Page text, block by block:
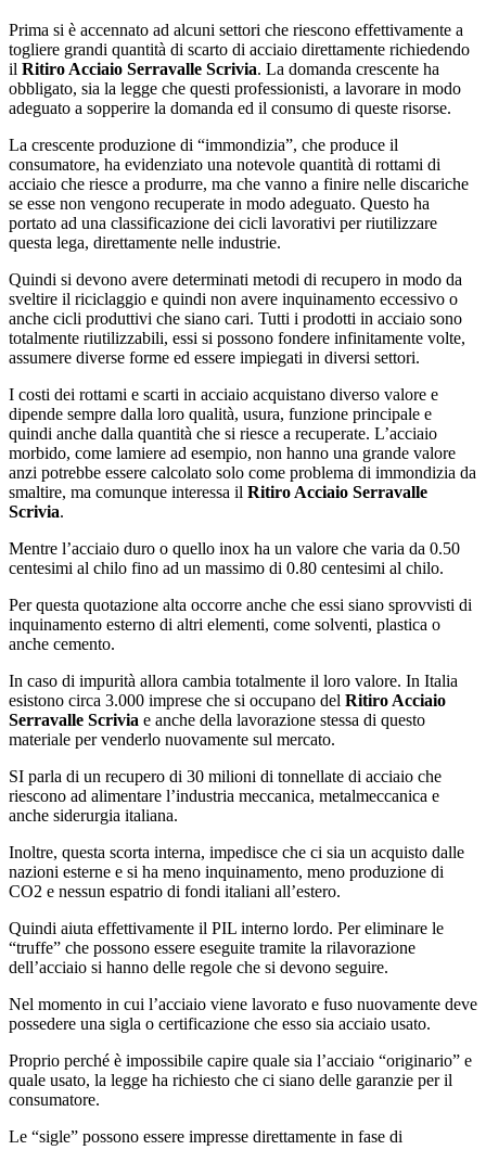
Prima si è accennato ad alcuni settori che riescono effettivamente a
togliere grandi quantità di scarto di acciaio direttamente richiedendo
il Ritiro Acciaio Serravalle Scrivia. La domanda crescente ha
obbligato, sia la legge che questi professionisti, a lavorare in modo
adeguato a sopperire la domanda ed il consumo di queste risorse.
La crescente produzione di “immondizia”, che produce il
consumatore, ha evidenziato una notevole quantità di rottami di
acciaio che riesce a produrre, ma che vanno a finire nelle discariche
se esse non vengono recuperate in modo adeguato. Questo ha
portato ad una classificazione dei cicli lavorativi per riutilizzare
questa lega, direttamente nelle industrie.
Quindi si devono avere determinati metodi di recupero in modo da
sveltire il riciclaggio e quindi non avere inquinamento eccessivo o
anche cicli produttivi che siano cari. Tutti i prodotti in acciaio sono
totalmente riutilizzabili, essi si possono fondere infinitamente volte,
assumere diverse forme ed essere impiegati in diversi settori.
I costi dei rottami e scarti in acciaio acquistano diverso valore e
dipende sempre dalla loro qualità, usura, funzione principale e
quindi anche dalla quantità che si riesce a recuperate. L’acciaio
morbido, come lamiere ad esempio, non hanno una grande valore
anzi potrebbe essere calcolato solo come problema di immondizia da
smaltire, ma comunque interessa il Ritiro Acciaio Serravalle
Scrivia.
Mentre l’acciaio duro o quello inox ha un valore che varia da 0.50
centesimi al chilo fino ad un massimo di 0.80 centesimi al chilo.
Per questa quotazione alta occorre anche che essi siano sprovvisti di
inquinamento esterno di altri elementi, come solventi, plastica o
anche cemento.
In caso di impurità allora cambia totalmente il loro valore. In Italia
esistono circa 3.000 imprese che si occupano del Ritiro Acciaio
Serravalle Scrivia e anche della lavorazione stessa di questo
materiale per venderlo nuovamente sul mercato.
SI parla di un recupero di 30 milioni di tonnellate di acciaio che
riescono ad alimentare l’industria meccanica, metalmeccanica e
anche siderurgia italiana.
Inoltre, questa scorta interna, impedisce che ci sia un acquisto dalle
nazioni esterne e si ha meno inquinamento, meno produzione di
CO2 e nessun espatrio di fondi italiani all’estero.
Quindi aiuta effettivamente il PIL interno lordo. Per eliminare le
“truffe” che possono essere eseguite tramite la rilavorazione
dell’acciaio si hanno delle regole che si devono seguire.
Nel momento in cui l’acciaio viene lavorato e fuso nuovamente deve
possedere una sigla o certificazione che esso sia acciaio usato.
Proprio perché è impossibile capire quale sia l’acciaio “originario” e
quale usato, la legge ha richiesto che ci siano delle garanzie per il
consumatore.
Le “sigle” possono essere impresse direttamente in fase di